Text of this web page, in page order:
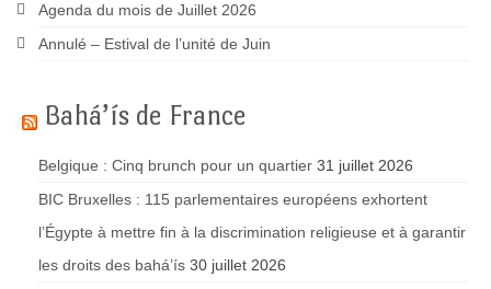
Agenda du mois de Juillet 2026
Annulé – Estival de l’unité de Juin
Bahá’ís de France
Belgique : Cinq brunch pour un quartier 31 juillet 2026
BIC Bruxelles : 115 parlementaires européens exhortent
l’Égypte à mettre fin à la discrimination religieuse et à garantir
les droits des bahá’ís 30 juillet 2026